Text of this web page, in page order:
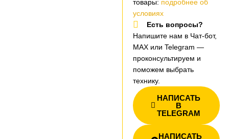
товары: подробнее об
условиях
Есть вопросы?
Напишите нам в Чат-бот,
MAX или Telegram —
проконсультируем и
поможем выбрать
технику.
НАПИСАТЬ
В
TELEGRAM
НАПИСАТЬ